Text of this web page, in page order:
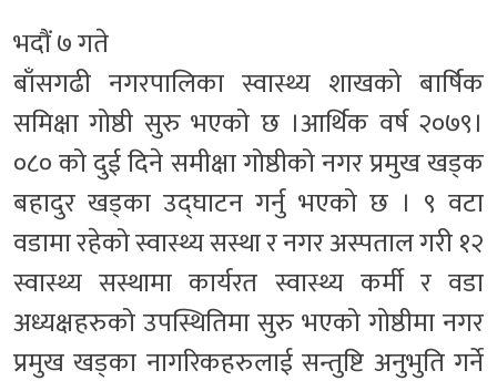
भदौं ७ गते
बाँसगढी नगरपालिका स्वास्थ्य शाखको बार्षिक
समिक्षा गोष्ठी सुरु भएको छ ।आर्थिक वर्ष २०७९।
०८० को दुई दिने समीक्षा गोष्ठीको नगर प्रमुख खड्क
बहादुर खड्का उद्घाटन गर्नु भएको छ । ९ वटा
वडामा रहेको स्वास्थ्य सस्था र नगर अस्पताल गरी १२
स्वास्थ्य सस्थामा कार्यरत स्वास्थ्य कर्मी र वडा
अध्यक्षहरुको उपस्थितिमा सुरु भएको गोष्ठीमा नगर
प्रमुख खड्का नागरिकहरुलाई सन्तुष्टि अनुभुति गर्ने